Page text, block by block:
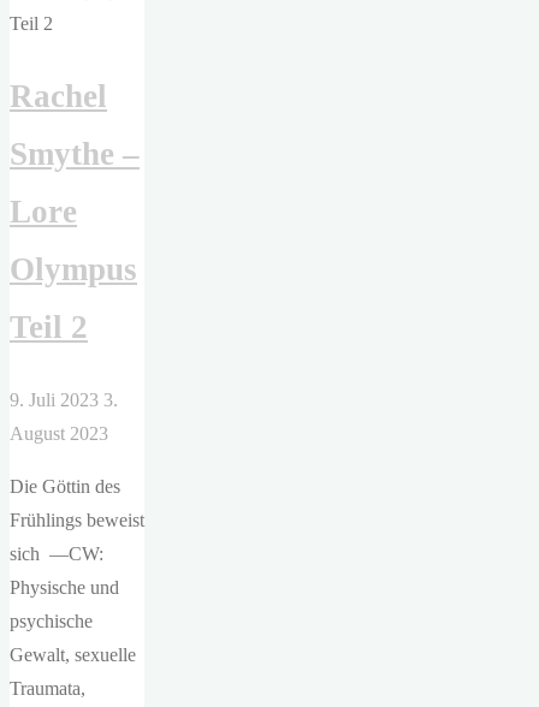
3"
Rachel
Smythe –
Lore
Olympus
Teil 2
9. Juli 2023 3.
August 2023
Die Göttin des
Frühlings beweist
sich —CW:
Physische und
psychische
Gewalt, sexuelle
Traumata,